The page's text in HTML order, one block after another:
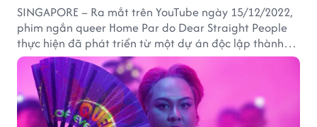
SINGAPORE – Ra mắt trên YouTube ngày 15/12/2022,
phim ngắn queer Home Par do Dear Straight People
thực hiện đã phát triển từ một dự án độc lập thành
tác phẩm tiếp cận khán giả quốc tế thông qua nền
tảng LGBTQ+ GagaOOLala. FabulousMe tham gia với
vai trò nhà tài trợ chính thức, trong khi nhà sáng lập
Lan Vu đảm nhiệm vị trí executive producer.